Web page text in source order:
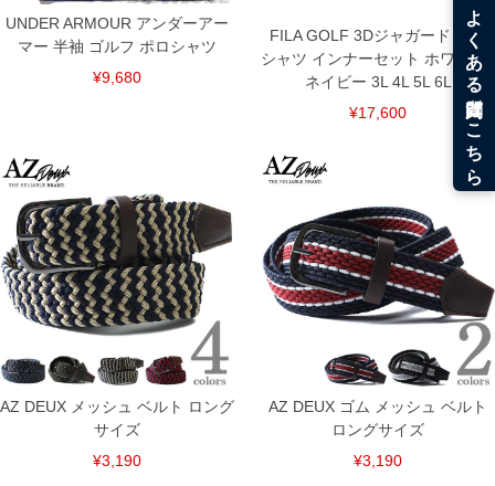
UNDER ARMOUR アンダーアー
マー 半袖 ゴルフ ポロシャツ
¥9,680
FILA GOLF 3Dジャガード 半袖
シャツ インナーセット ホワイト×
ネイビー 3L 4L 5L 6L
¥17,600
AZ DEUX メッシュ ベルト ロング
サイズ
¥3,190
AZ DEUX ゴム メッシュ ベルト
ロングサイズ
¥3,190